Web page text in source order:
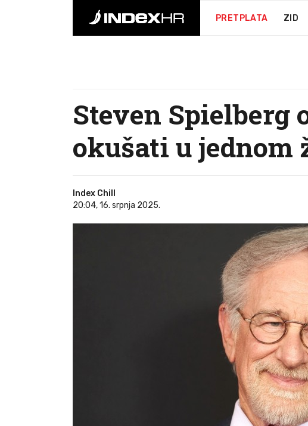
PRETPLATA ZID
Steven Spielberg
okušati u jednom
Index Chill
20:04, 16. srpnja 2025.